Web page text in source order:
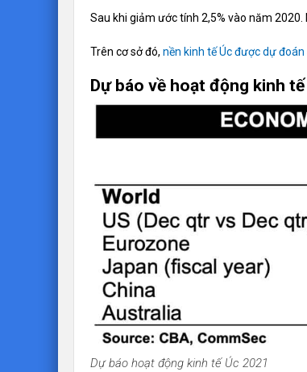
Sau khi giảm ước tính 2,5% vào năm 2020.
Trên cơ sở đó, nền kinh tế Úc được dự
Dự báo về hoạt động kinh
Dự báo hoạt động kinh tế Úc 2021